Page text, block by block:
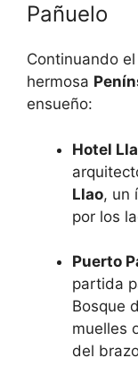
Pañuelo
Continuando
hermosa
ensueño:
Hotel
Llao, un
por los
Puerto
partida
Bosque
muelles
del